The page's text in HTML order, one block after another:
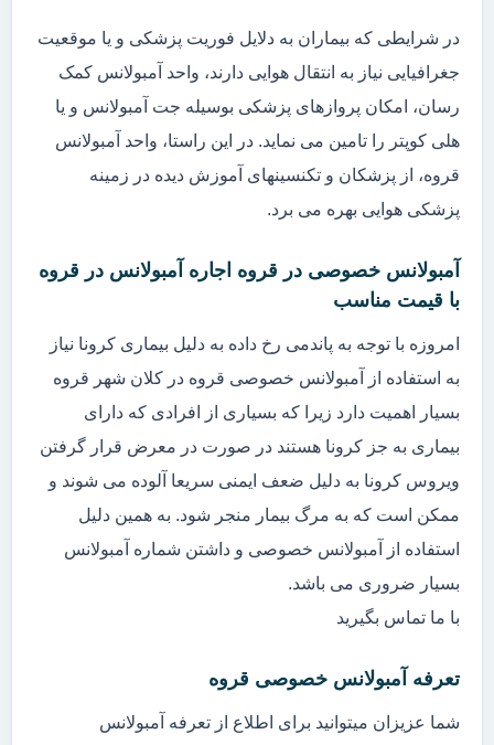
در شرایطی که بیماران به دلایل فوریت پزشکی و یا موقعیت
جغرافیایی نیاز به انتقال هوایی دارند، واحد آمبولانس کمک
رسان، امکان پروازهای پزشکی بوسیله جت آمبولانس و یا
هلی کوپتر را تامین می نماید. در این راستا، واحد آمبولانس
قروه، از پزشکان و تکنسینهای آموزش دیده در زمینه
پزشکی هوایی بهره می برد.
آمبولانس خصوصی در قروه اجاره آمبولانس در قروه
با قیمت مناسب
امروزه با توجه به پاندمی رخ داده به دلیل بیماری کرونا نیاز
به استفاده از آمبولانس خصوصی قروه در کلان شهر قروه
بسیار اهمیت دارد زیرا که بسیاری از افرادی که دارای
بیماری به جز کرونا هستند در صورت در معرض قرار گرفتن
ویروس کرونا به دلیل ضعف ایمنی سریعا آلوده می شوند و
ممکن است که به مرگ بیمار منجر شود. به همین دلیل
استفاده از آمبولانس خصوصی و داشتن شماره آمبولانس
بسیار ضروری می باشد.
با ما تماس بگیرید
تعرفه آمبولانس خصوصی قروه
شما عزیزان میتوانید برای اطلاع از تعرفه آمبولانس